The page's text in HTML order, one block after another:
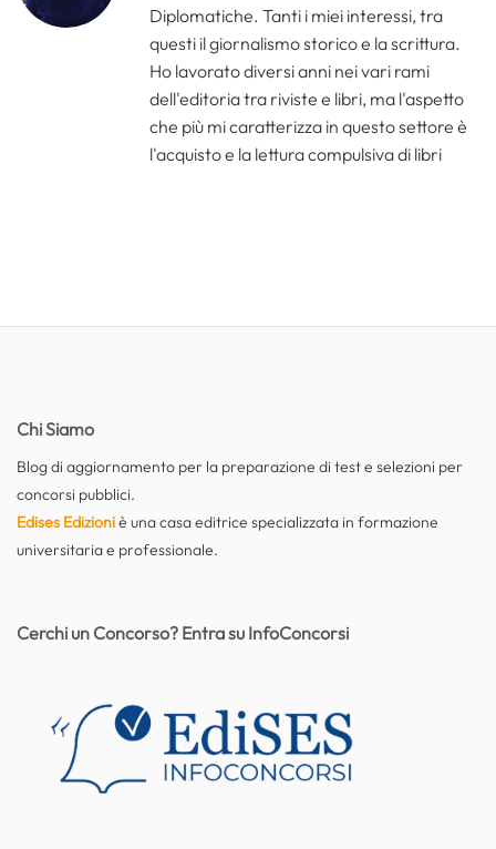
Diplomatiche. Tanti i miei interessi, tra
questi il giornalismo storico e la scrittura.
Ho lavorato diversi anni nei vari rami
dell'editoria tra riviste e libri, ma l'aspetto
che più mi caratterizza in questo settore è
l'acquisto e la lettura compulsiva di libri
Chi Siamo
Blog di aggiornamento per la preparazione di test e selezioni per
concorsi pubblici.
Edises Edizioniè una casa editrice specializzata in formazione
universitaria e professionale.
Cerchi un Concorso? Entra su InfoConcorsi